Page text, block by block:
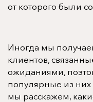
от которого были
Иногда мы
клиентов,
ожиданиями,
популярные из
мы расскажем,